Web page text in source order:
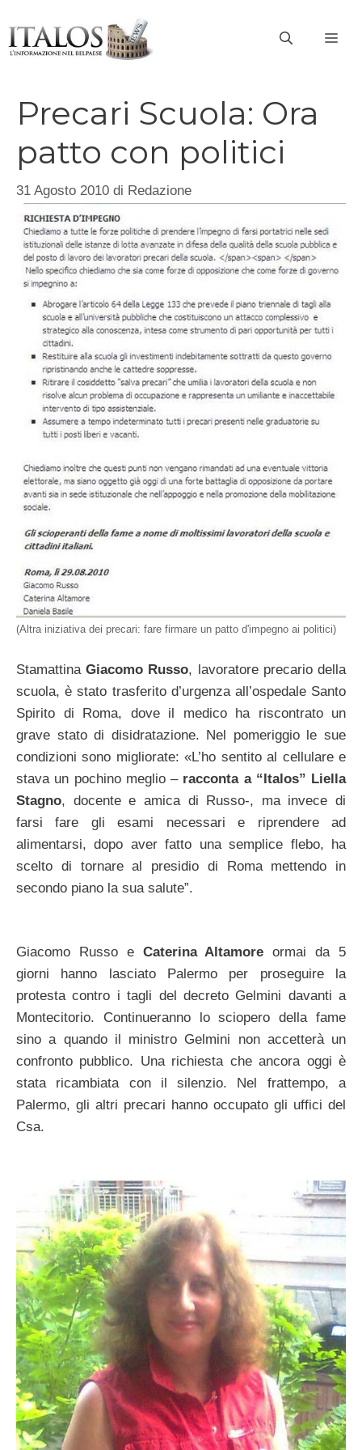
al
contenuto
Precari Scuola: Ora
patto con politici
31 Agosto 2010 di Redazione
(Altra iniziativa dei precari: fare firmare un patto d'impegno ai politici)
StamattinaGiacomo Russo, lavoratore precario della
scuola, è stato trasferito d’urgenza all’ospedale Santo
Spirito di Roma, dove il medico ha riscontrato un
grave stato di disidratazione. Nel pomeriggio le sue
condizioni sono migliorate: «L’ho sentito al cellulare e
stava un pochino meglio – racconta a “Italos” Liella
Stagno, docente e amica di Russo-, ma invece di
farsi fare gli esami necessari e riprendere ad
alimentarsi, dopo aver fatto una semplice flebo, ha
scelto di tornare al presidio di Roma mettendo in
secondo piano la sua salute”.
Giacomo Russo e Caterina Altamoreormai da 5
giorni hanno lasciato Palermo per proseguire la
protesta contro i tagli del decreto Gelmini davanti a
Montecitorio. Continueranno lo sciopero della fame
sino a quando il ministro Gelmini non accetterà un
confronto pubblico. Una richiesta che ancora oggi è
stata ricambiata con il silenzio. Nel frattempo, a
Palermo, gli altri precari hanno occupato gli uffici del
Csa.